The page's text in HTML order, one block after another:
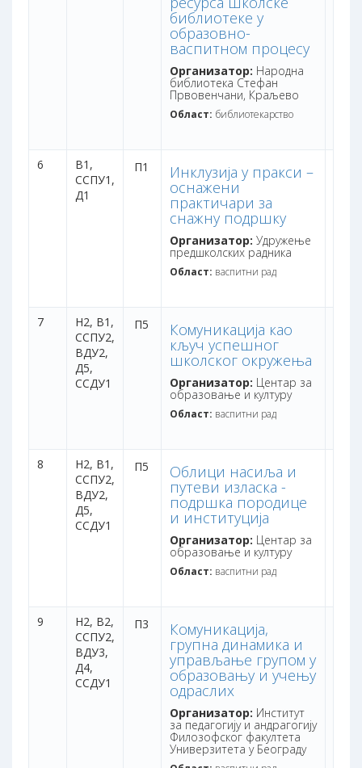
библиотеке у
образовно-
васпитном процесу
Организатор: Народна
библиотека Стефан
Првовенчани, Краљево
Област: библиотекарство
6
В1,
ССПУ1,
Д1
П1 Инклузија у пракси –
оснажени
практичари за
снажну подршку
Организатор: Удружење
предшколских радника
Област: васпитни рад
7 Н2, В1,
ССПУ2,
ВДУ2,
Д5,
ССДУ1
П5 Комуникација као
кључ успешног
школског окружења
Организатор: Центар за
образовање и културу
Област: васпитни рад
8 Н2, В1,
ССПУ2,
ВДУ2,
Д5,
ССДУ1
П5 Облици насиља и
путеви изласка -
подршка породице
и институција
Организатор: Центар за
образовање и културу
Област: васпитни рад
9 Н2, В2,
ССПУ2,
ВДУ3,
Д4,
ССДУ1
П3 Комуникација,
групна динамика и
управљање групом у
образовању и учењу
одраслих
Организатор: Институт
за педагогију и андрагогију
Филозофског факултета
Универзитета у Београду